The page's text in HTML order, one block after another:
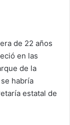
de 22 años
en las
de la
habría
estatal de